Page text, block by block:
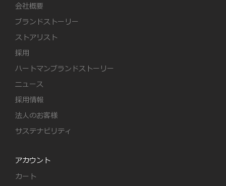
会社概要
ブランドストーリー
ストアリスト
採用
ハートマンブランドストーリー
ニュース
採用情報
法人のお客様
サステナビリティ
アカウント
カート